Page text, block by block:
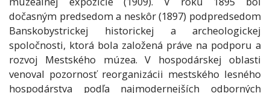
dočasným predsedom a neskôr (1897) podpredsedom
Banskobystrickej historickej a archeologickej
spoločnosti, ktorá bola založená práve na podporu a
rozvoj Mestského múzea. V hospodárskej oblasti
venoval pozornosť reorganizácii mestského lesného
hospodárstva podľa najmodernejších odborných